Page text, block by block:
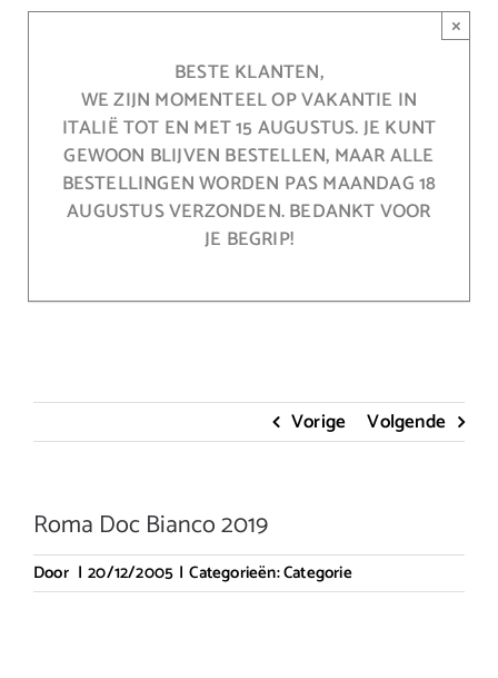
BESTE KLANTEN,
WE ZIJN MOMENTEEL OP VAKANTIE IN
ITALIË TOT EN MET 15 AUGUSTUS. JE KUNT
GEWOON BLIJVEN BESTELLEN, MAAR ALLE
BESTELLINGEN WORDEN PAS MAANDAG 18
AUGUSTUS VERZONDEN. BEDANKT VOOR
JE BEGRIP!
×
Vorige Volgende
Roma Doc Bianco 2019
Door | 20/12/2005 | Categorieën:Categorie